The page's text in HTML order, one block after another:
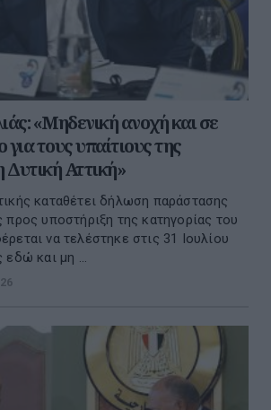
«Μηδενική ανοχή και σε
για τους υπαίτιους της
Αττική»
καταθέτει δήλωση παράστασης
προς υποστήριξη της κατηγορίας του
να τελέστηκε στις 31 Ιουλίου
εδώ και μη ...